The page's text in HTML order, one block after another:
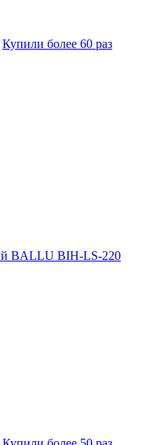
Купили более 60 раз
BALLU BIH-LS-220